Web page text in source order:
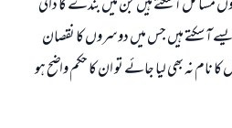
آ سکتے ہیں جس میں دوسروں کا نقصان
نہ بھی لیا جائے تو ان کا حکم واضح ہو